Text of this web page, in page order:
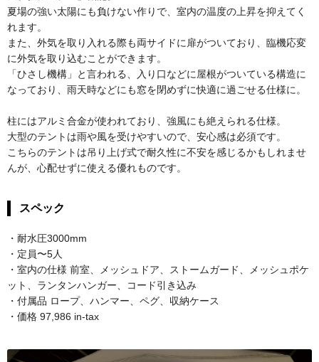
夏場の強い太陽にも負けない作りで、室内の温度の上昇を抑えてく
れます。
また、外気を取り入れる際も両サイドに扉がついており、臨機応変
に外気を取り込むことができます。
「ひさし機構」と言われる、入り口などに屋根がついている構造に
なっており、雨天時などにも窓を閉めずに快適に過ごせる仕様に。
柱にはアルミ合金が使われており、強風にも絶えられる仕様。
大型のテントは雨や風を受けやすいので、安心感は必須です。
こちらのテントは吊り上げ式で耐久性に不安を感じるかもしれませ
んが、心配せずに使える優れものです。
スペック
・耐水圧3000mm
・定員〜5人
・室内の仕様 前室、メッシュドア、ストームガード、メッシュポケ
ット、ランタンハンガー、コード引き込み
・付属品 ロープ、ハンマー、ペグ、収納ケース
・価格 97,986 in-tax